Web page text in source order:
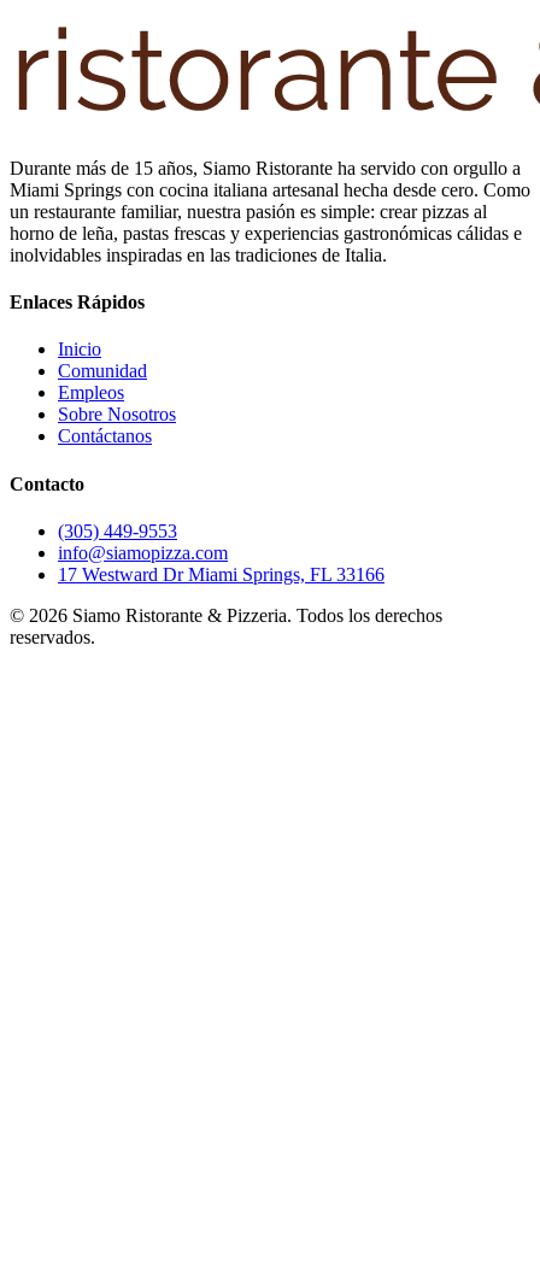
Durante más de 15 años, Siamo Ristorante ha servido con orgullo a
Miami Springs con cocina italiana artesanal hecha desde cero. Como
un restaurante familiar, nuestra pasión es simple: crear pizzas al
horno de leña, pastas frescas y experiencias gastronómicas cálidas e
inolvidables inspiradas en las tradiciones de Italia.
Enlaces Rápidos
Inicio
Comunidad
Empleos
Sobre Nosotros
Contáctanos
Contacto
(305) 449-9553
info@siamopizza.com
17 Westward Dr Miami Springs, FL 33166
© 2026 Siamo Ristorante & Pizzeria. Todos los derechos
reservados.